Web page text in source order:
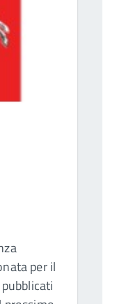
per il